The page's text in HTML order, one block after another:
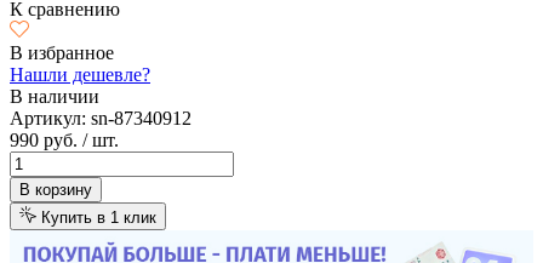
К сравнению
В избранное
Нашли дешевле?
В наличии
Артикул: sn-87340912
990 руб. / шт.
В корзину
Купить в 1 клик